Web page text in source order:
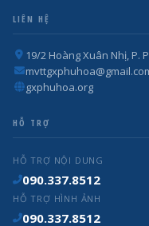
LIÊN HỆ
19/2 Hoàng Xuân Nhị, P.
gxphuhoa.org
HỖ TRỢ
HỖ TRỢ NỘI DUNG
090.337.8512
HỖ TRỢ HÌNH ẢNH
090.337.8512